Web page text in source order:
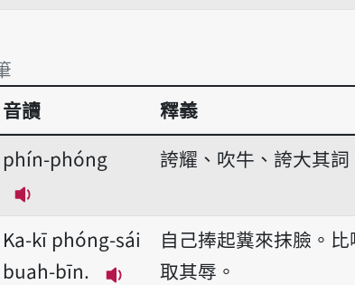
音讀
釋義
phín-phóng
播放音讀phín-phóng
誇耀、吹牛、誇大其詞
Ka-kī phóng-sái
buah-bīn.
自己捧起糞來抹臉。
取其辱。